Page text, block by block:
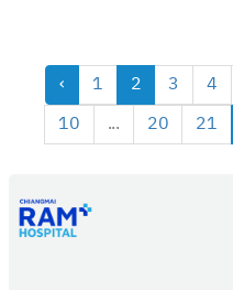
‹ 1 2 3 4
10
... 20 21